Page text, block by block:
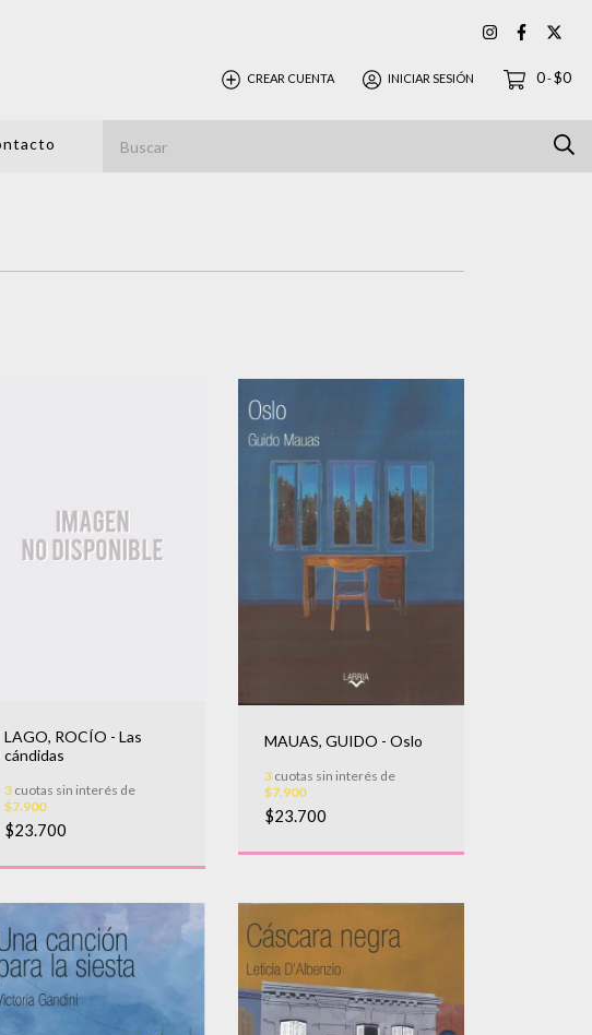
CREAR CUENTA INICIAR SESIÓN 0-$0
LAGO, ROCÍO - Las
cándidas
3 cuotas sin interés de
$7.900
$23.700
MAUAS, GUIDO - Oslo
3cuotas sin interés de
$7.900
$23.700